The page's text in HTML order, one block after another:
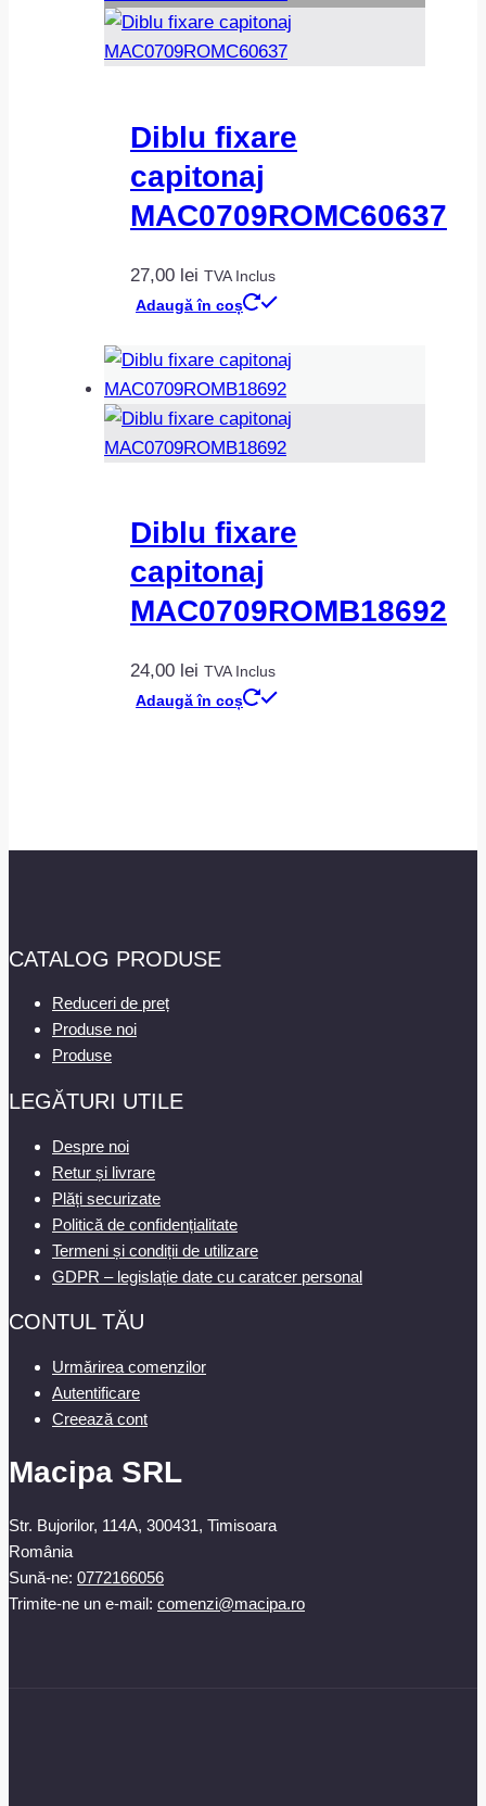
Diblu fixare
capitonaj
MAC0709ROMC60637
27,00 lei TVA Inclus
Adaugă în coș
Diblu fixare
capitonaj
MAC0709ROMB18692
24,00 lei TVA Inclus
Adaugă în coș
CATALOG PRODUSE
Reduceri de preț
Produse noi
Produse
LEGĂTURI UTILE
Despre noi
Retur și livrare
Plăți securizate
Politică de confidențialitate
Termeni și condiții de utilizare
GDPR – legislație date cu caratcer personal
CONTUL TĂU
Urmărirea comenzilor
Autentificare
Creează cont
Macipa SRL
Str. Bujorilor, 114A, 300431, Timisoara
România
Sună-ne: 0772166056
Trimite-ne un e-mail: comenzi@macipa.ro